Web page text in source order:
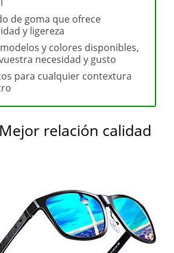
de goma que ofrece
y ligereza
y colores disponibles,
necesidad y gusto
para cualquier contextura
relación calidad